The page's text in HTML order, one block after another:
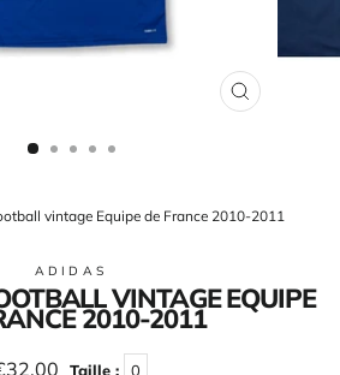
FERMER
vintage Equipe de France 2010-2011
ADIDAS
VINTAGE EQUIPE
2010-2011
Taille : 0